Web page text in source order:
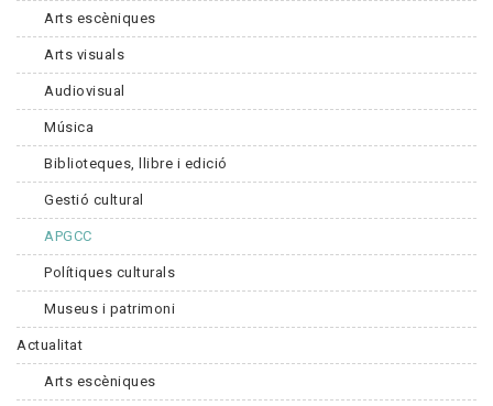
Arts escèniques
Arts visuals
Audiovisual
Música
Biblioteques, llibre i edició
Gestió cultural
APGCC
Polítiques culturals
Museus i patrimoni
Actualitat
Arts escèniques